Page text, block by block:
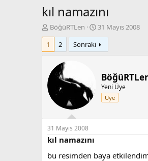
kıl namazını
K
o
b
y
a
l
a
t
a
n
BöğüRTLen
B
a
ş
l
a
i
i
31 Mayıs 2008
1
2 Sonraki
Yeni Üye
Üye
31 Mayıs 2008
kıl namazını
bu resimden baya